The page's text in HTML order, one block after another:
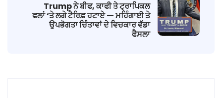
Trump ਨੇ ਬੀਫ, ਕਾਫੀ ਤੇ ਟ੍ਰਾਪਿਕਲ
ਫਲਾਂ ‘ਤੇ ਲਗੇ ਟੈਰਿਫ਼ ਹਟਾਏ — ਮਹਿੰਗਾਈ ਤੇ
ਉਪਭੋਗਤਾ ਚਿੰਤਾਵਾਂ ਦੇ ਵਿਚਕਾਰ ਵੱਡਾ
ਫੈਸਲਾ